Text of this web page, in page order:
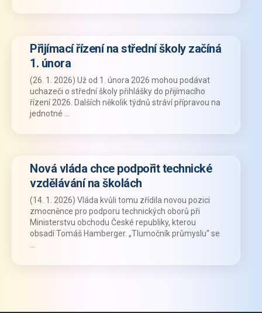
Přijímací řízení na střední školy začíná
1. února
(26. 1. 2026) Už od 1. února 2026 mohou podávat
uchazeči o střední školy přihlášky do přijímacího
řízení 2026. Dalších několik týdnů stráví přípravou na
jednotné …
Nová vláda chce podpořit technické
vzdělávání na školách
(14. 1. 2026) Vláda kvůli tomu zřídila novou pozici
zmocněnce pro podporu technických oborů při
Ministerstvu obchodu České republiky, kterou
obsadí Tomáš Hamberger. „Tlumočník průmyslu“ se